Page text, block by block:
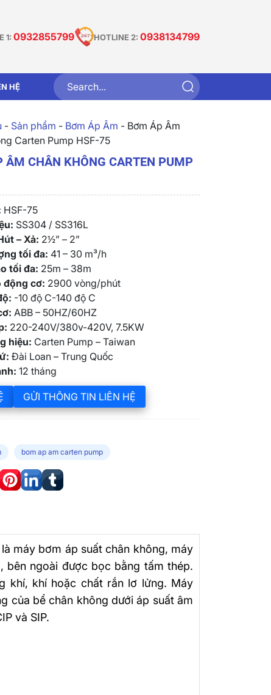
1: 0932855799 HOTLINE 2: 0938134799
HỆ
- Sản phẩm - Bơm Áp Âm - Bơm Áp Âm
Carten Pump HSF-75
ÂM CHÂN KHÔNG CARTEN PUMP
HSF-75
SS304 / SS316L
– Xả: 2½” – 2”
tối đa: 41 – 30 m³/h
tối đa: 25m – 38m
động cơ: 2900 vòng/phút
-10 độ C-140 độ C
ABB – 50HZ/60HZ
220-240V/380v-420V, 7.5KW
hiệu: Carten Pump – Taiwan
Đài Loan – Trung Quốc
12 tháng
GỬI THÔNG TIN LIÊN HỆ
bom ap am carten pump
máy bơm áp suất chân không, máy
bên ngoài được bọc bằng tấm thép.
khí, khí hoặc chất rắn lơ lửng. Máy
của bể chân không dưới áp suất âm
và SIP.